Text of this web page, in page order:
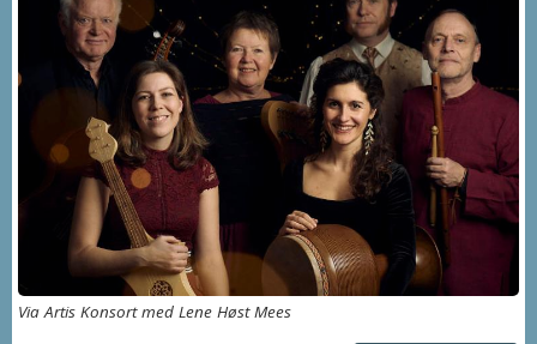
Via Artis Konsort med Lene Høst Mees